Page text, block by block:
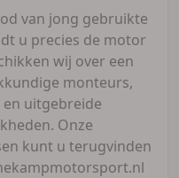
van jong gebruikte
u precies de motor
wij over een
monteurs,
en uitgebreide
Onze
kunt u terugvinden